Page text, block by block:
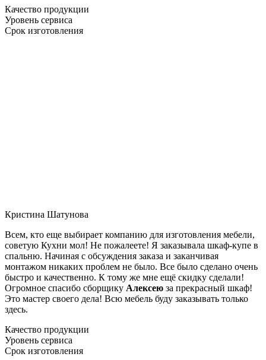
Качество продукции
Уровень сервиса
Срок изготовления
Кристина Шатунова
Всем, кто еще выбирает компанию для изготовления мебели,
советую Кухни мол! Не пожалеете! Я заказывала шкаф-купе в
спальню. Начиная с обсуждения заказа и заканчивая
монтажом никаких проблем не было. Все было сделано очень
быстро и качественно. К тому же мне ещё скидку сделали!
Огромное спасибо сборщику Алексею за прекрасный шкаф!
Это мастер своего дела! Всю мебель буду заказывать только
здесь.
Качество продукции
Уровень сервиса
Срок изготовления